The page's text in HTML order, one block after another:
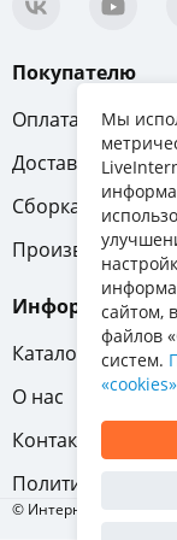
Покупателю
Оплата
Доставка
Сборка
Производители
Информация
Каталог мебели
О нас
Контакты
Политика
© Интернет-магазин
Мы
сайтом,
файлов
систем.
«cookies»